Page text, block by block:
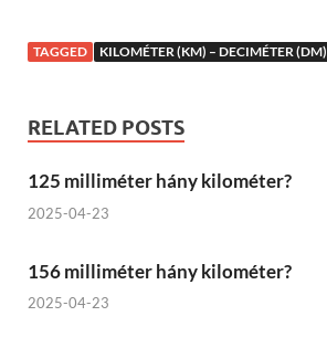
TAGGED KILOMÉTER (KM) – DECIMÉTER (DM)
RELATED POSTS
125 milliméter hány kilométer?
2025-04-23
156 milliméter hány kilométer?
2025-04-23